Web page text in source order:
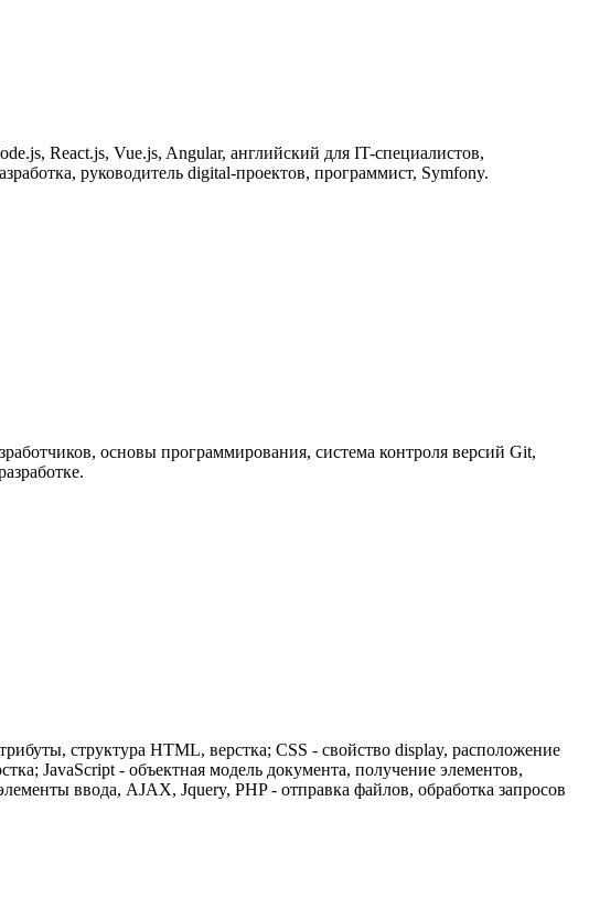
React.js, Vue.js, Angular, английский для IT-специалистов,
руководитель digital-проектов, программист, Symfony.
основы программирования, система контроля версий Git,
структура HTML, верстка; CSS - свойство display, расположение
JavaScript - объектная модель документа, получение элементов,
ввода, AJAX, Jquery, PHP - отправка файлов, обработка запросов